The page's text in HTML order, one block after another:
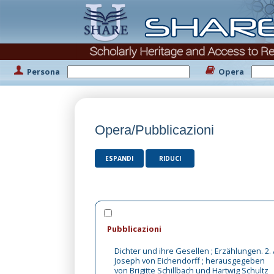
Persona Opera
Opera/Pubblicazioni
ESPANDI RIDUCI
Pubblicazioni
Dichter und ihre Gesellen ; Erzählungen. 2.
Joseph von Eichendorff ; herausgegeben
von Brigitte Schillbach und Hartwig Schultz